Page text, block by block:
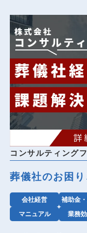
コンサルティング
葬儀社のお困
会社経営 補助金
マニュアル
業務